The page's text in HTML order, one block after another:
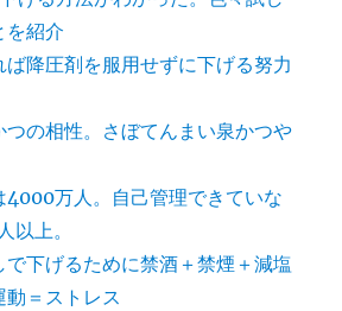
を紹介
降圧剤を服用せずに下げる努力
つの相性。さぼてんまい泉かつや
4000万人。自己管理できていな
以上。
で下げるために禁酒＋禁煙＋減塩
動＝ストレス